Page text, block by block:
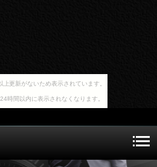
更新がないため表示されています。
時間以内に表示されなくなります。